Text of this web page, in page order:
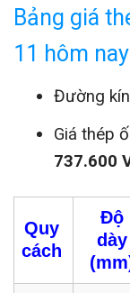
Bảng giá
11 hôm nay
Đường
Giá thép
737.600
Quy
cách
Độ
dày